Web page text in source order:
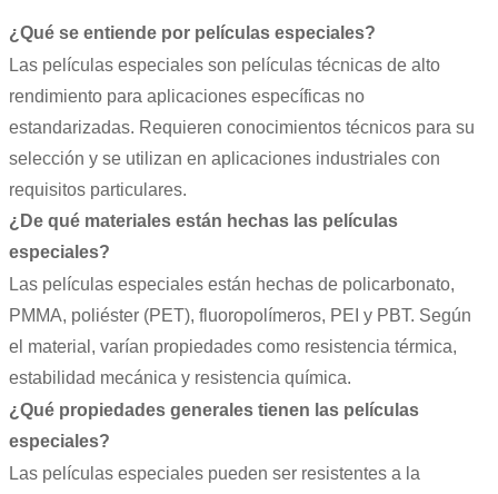
¿Qué se entiende por películas especiales?
Las películas especiales son películas técnicas de alto
rendimiento para aplicaciones específicas no
estandarizadas. Requieren conocimientos técnicos para su
selección y se utilizan en aplicaciones industriales con
requisitos particulares.
¿De qué materiales están hechas las películas
especiales?
Las películas especiales están hechas de policarbonato,
PMMA, poliéster (PET), fluoropolímeros, PEI y PBT. Según
el material, varían propiedades como resistencia térmica,
estabilidad mecánica y resistencia química.
¿Qué propiedades generales tienen las películas
especiales?
Las películas especiales pueden ser resistentes a la